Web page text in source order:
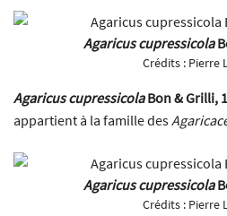
Agaricus cupressicola
Crédits : Pierre
Agaricus cupressicolaBon & Grilli,
appartient à la famille des
Agaricus cupressicola
Crédits : Pierre